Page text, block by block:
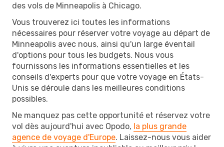
des vols de Minneapolis à Chicago.
Vous trouverez ici toutes les informations
nécessaires pour réserver votre voyage au départ de
Minneapolis avec nous, ainsi qu'un large éventail
d'options pour tous les budgets. Nous vous
fournissons les informations essentielles et les
conseils d'experts pour que votre voyage en États-
Unis se déroule dans les meilleures conditions
possibles.
Ne manquez pas cette opportunité et réservez votre
vol dès aujourd'hui avec Opodo, la plus grande
agence de voyage d'Europe. Laissez-nous vous aider